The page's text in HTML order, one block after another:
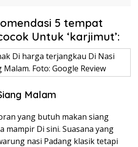
5 tempat
Untuk ‘karjimut’:
Di harga terjangkau Di Nasi
Malam. Foto: Google Review
Malam
yang butuh makan siang
mampir Di sini. Suasana yang
nasi Padang klasik tetapi